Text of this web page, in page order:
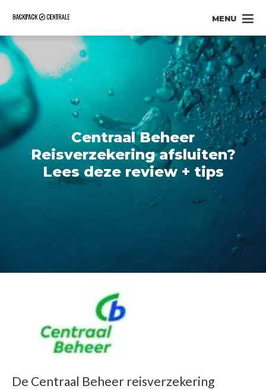
MENU
Centraal Beheer
Reisverzekering afsluiten?
Lees deze review + tips
De Centraal Beheer reisverzekering